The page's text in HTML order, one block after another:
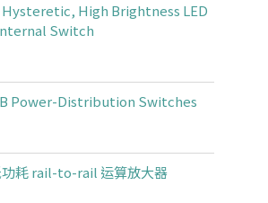
Hysteretic, High Brightness LED
Switch
Power-Distribution Switches
功耗 rail-to-rail 运算放大器